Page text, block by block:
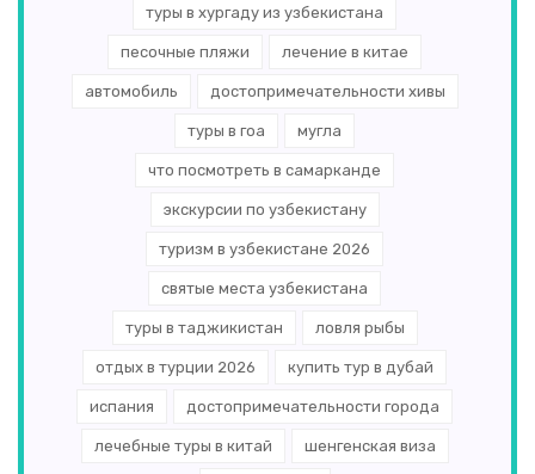
туры в хургаду из узбекистана
песочные пляжи лечение в китае
автомобиль достопримечательности хивы
туры в гоа мугла
что посмотреть в самарканде
экскурсии по узбекистану
туризм в узбекистане 2026
святые места узбекистана
туры в таджикистан ловля рыбы
отдых в турции 2026 купить тур в дубай
испания достопримечательности города
лечебные туры в китай шенгенская виза